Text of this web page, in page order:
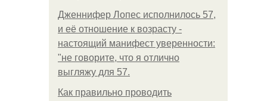
Дженнифер Лопес исполнилось 57,
и её отношение к возрасту -
настоящий манифест уверенности:
"не говорите, что я отлично
выгляжу для 57.
Как правильно проводить